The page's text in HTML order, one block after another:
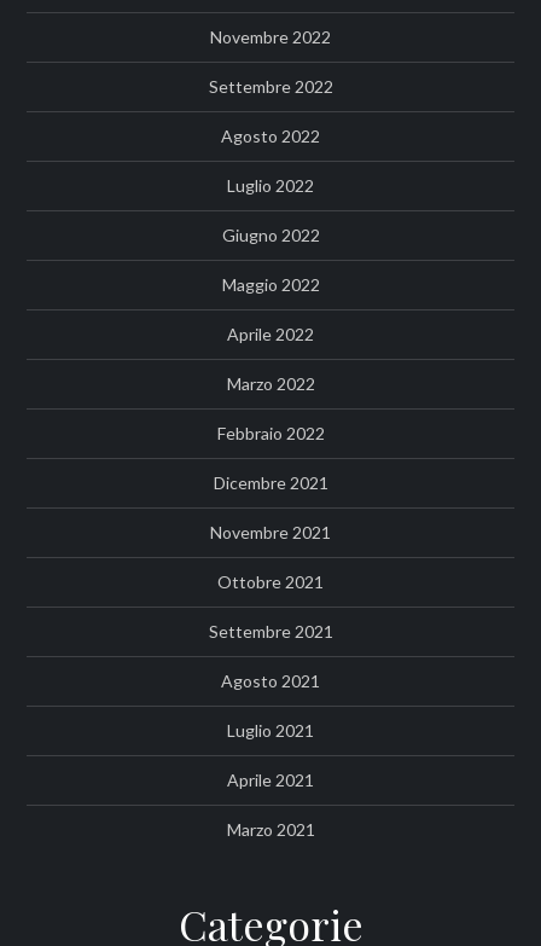
Novembre 2022
Settembre 2022
Agosto 2022
Luglio 2022
Giugno 2022
Maggio 2022
Aprile 2022
Marzo 2022
Febbraio 2022
Dicembre 2021
Novembre 2021
Ottobre 2021
Settembre 2021
Agosto 2021
Luglio 2021
Aprile 2021
Marzo 2021
Categorie